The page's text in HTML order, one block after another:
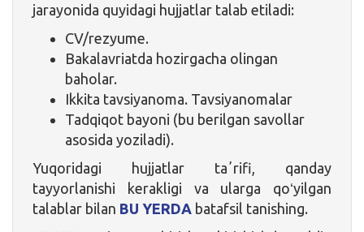
jarayonida quyidagi hujjatlar talab etiladi:
CV/rezyume.
Bakalavriatda hozirgacha olingan
baholar.
Ikkita tavsiyanoma. Tavsiyanomalar
Tadqiqot bayoni (bu berilgan savollar
asosida yoziladi).
Yuqoridagi hujjatlar taʼrifi, qanday
tayyorlanishi kerakligi va ularga qoʻyilgan
talablar bilan BU YERDA batafsil tanishing.